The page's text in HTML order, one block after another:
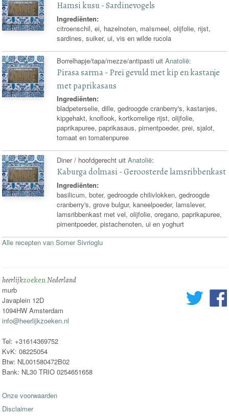
Hamsi kusu - Sardinevogels
Ingrediënten:
citroenschil, ei, hazelnoten, maïsmeel, olijfolie, rijst,
sardines, suiker, ui, vis en wilde rucola
Borrelhapje/tapa/mezze/antipasti uitAnatolië:
Pirasa sarma - Prei gevuld met kip en kastanje
met paprikasaus
Ingrediënten:
bladpeterselie, dille, gedroogde cranberry's, kastanjes,
kipgehakt, knoflook, kortkorrelige rijst, olijfolie,
paprikapuree, paprikasaus, pimentpoeder, prei, sjalot,
tomaat en tomatenpuree
Diner / hoofdgerecht uitAnatolië:
Kaburga dolmasi - Geroosterde lamsribbenkast
Ingrediënten:
basilicum, boter, gedroogde chilivlokken, gedroogde
cranberry's, grove bulgur, kaneelpoeder, lamslever,
lamsribbenkast met vel, olijfolie, oregano, paprikapuree,
pimentpoeder, pistachenoten, ui en yoghurt
Alle recepten van Somer Sivrioglu
heerlijkzoekenNederland
murb
Javaplein 12D
1094HW Amsterdam
info@heerlijkzoeken.nl
Tel: +31614369752
KvK: 08225054
Btw: NL001580472B02
Bank: NL30 TRIO 0254651658
Onze voorwaarden
Disclaimer